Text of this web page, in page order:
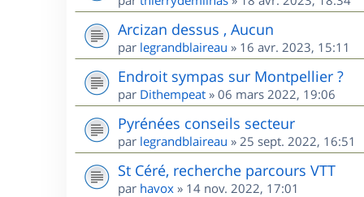
Arcizan dessus , Aucun
par legrandblaireau » 16 avr. 2023, 15:11
Endroit sympas sur Montpellier ?
par Dithempeat » 06 mars 2022, 19:06
Pyrénées conseils secteur
par legrandblaireau » 25 sept. 2022, 16:51
St Céré, recherche parcours VTT
par havox » 14 nov. 2022, 17:01